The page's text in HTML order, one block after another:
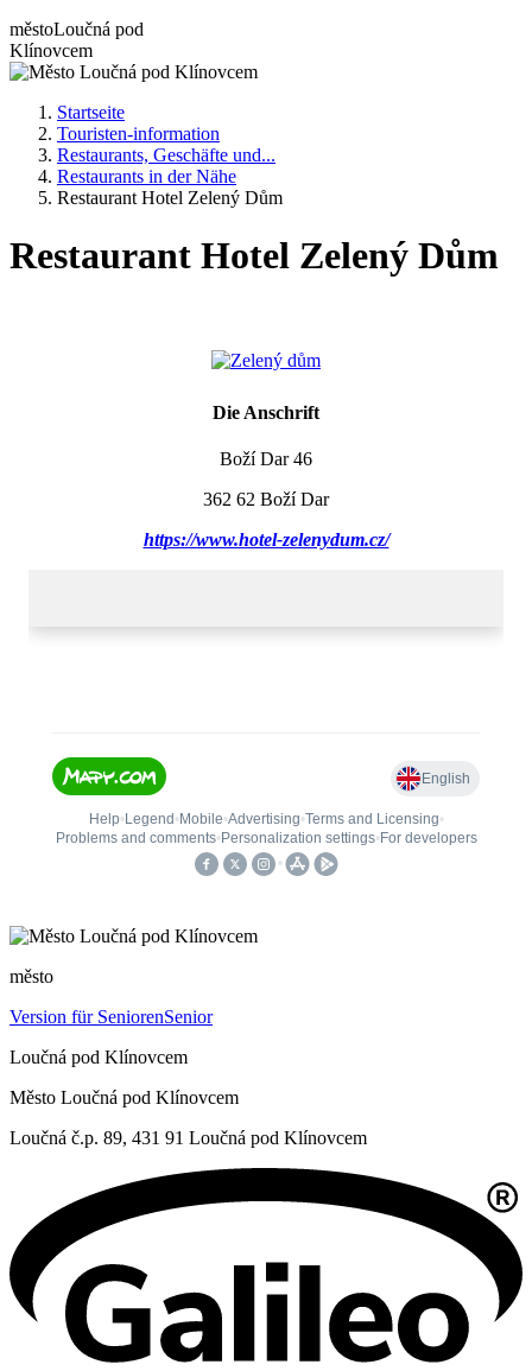
městoLoučná pod
Klínovcem
Startseite
Touristen-information
Restaurants, Geschäfte und...
Restaurants in der Nähe
Restaurant Hotel Zelený Dům
Restaurant Hotel Zelený Dům
Die Anschrift
Boží Dar 46
362 62 Boží Dar
https://www.hotel-zelenydum.cz/
město
Version für SeniorenSenior
Loučná pod Klínovcem
Město Loučná pod Klínovcem
Loučná č.p. 89, 431 91 Loučná pod Klínovcem